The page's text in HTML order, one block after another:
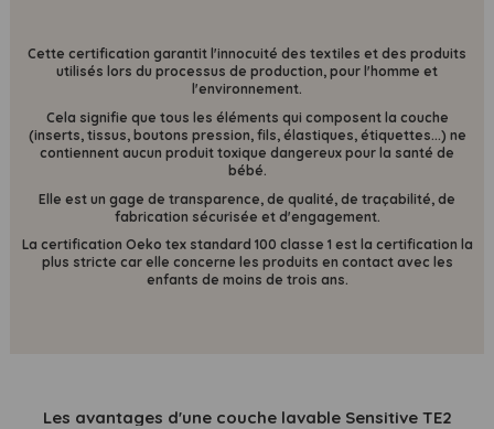
Cette certification garantit l'innocuité des textiles et des produits
utilisés lors du processus de production, pour l'homme et
l'environnement.
Cela signifie que tous les éléments qui composent la couche
(inserts, tissus, boutons pression, fils, élastiques, étiquettes...) ne
contiennent aucun produit toxique dangereux pour la santé de
bébé.
Elle est un gage de transparence, de qualité, de traçabilité, de
fabrication sécurisée et d'engagement.
La certification Oeko tex standard 100 classe 1 est la certification la
plus stricte car elle concerne les produits en contact avec les
enfants de moins de trois ans.
Les avantages d'une couche lavable Sensitive TE2